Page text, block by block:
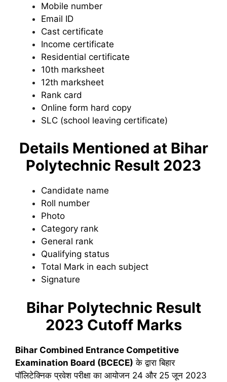
Mobile number
Email ID
Cast certificate
Income certificate
Residential certificate
10th marksheet
12th marksheet
Rank card
Online form hard copy
SLC (school leaving certificate)
Details Mentioned at Bihar
Polytechnic Result 2023
Candidate name
Roll number
Photo
Category rank
General rank
Qualifying status
Total Mark in each subject
Signature
Bihar Polytechnic Result
2023 Cutoff Marks
Bihar Combined Entrance Competitive
Examination Board (BCECE) के द्वारा बिहार
पॉलिटेक्निक प्रवेश परीक्षा का आयोजन 24 और 25 जून 2023